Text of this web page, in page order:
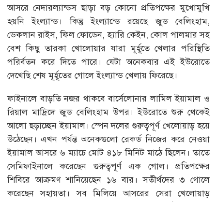
আসরে নেদারল্যান্ডস ছাড়া বড় কোনো প্রতিপক্ষের মুখোমুখি
হয়নি ইংল্যান্ড। কিন্তু ইংল্যান্ডে রয়েছে জুড বেলিংহাম,
ডেকলান রাইস, ফিল ফোডেন, হ্যারি কেইন, কোল পালমার সহ
বেশ কিছু তারকা খোলোয়ার যারা মূর্হূতে খেলার পরিস্থিতি
পরির্বতন করে দিতে পারে। যেটা অনেকবার এই ইউরোতে
দেখেছি শেষ মূর্হূতের গোলে ইংল্যান্ড খেলায় ফিরেছে।
ফাইনালে বাড়তি নজর থাকবে বার্সেলোনার লামিল ইয়ামাল ও
রিয়াল মাদ্রিদে জুড বেলিংহাম উপর। ইউরোতে শুরু থেকেই
আলো ছড়াচ্ছেন ইয়ামাল। স্পেন দলের গুরুত্বপূর্ণ খেলোয়াড় হয়ে
উঠেছেন। এখন পর্যন্ত অনেকগুলো রেকর্ড নিজের করে নেওয়া
ইয়ামাল আসরে ৬ ম্যাচে মোট ৪১৮ মিনিট মাঠে ছিলেন। তাতে
সেমিফাইনালে করেছেন গুরুত্বপূর্ণ এক গোল। প্রতিপক্ষের
শিবিরে আক্রমণ শানিয়েছেন ১৬ বার। সতীর্থদের ৩ গোলে
করেছেন সহায়তা। সব মিলিয়ে আসরের সেরা খেলোয়াড়